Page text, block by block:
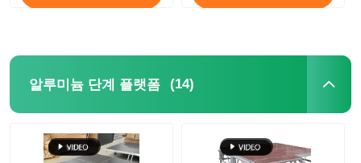
알루미늄 단계 플랫폼 (14)